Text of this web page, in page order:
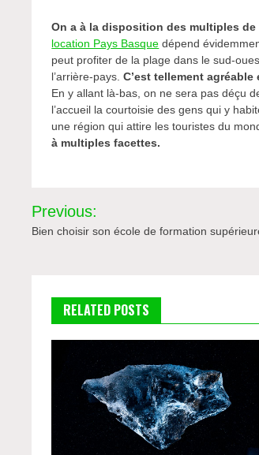
On a à la disposition des multiples de
location Pays Basque dépend
peut profiter de la plage dans le sud-
l’arrière-pays.C’est tellement
En y allant là-bas, on ne sera pas déçu
l’accueil la courtoisie des gens qui y
une région qui attire les touristes du
à multiples facettes.
Navigation
de
Previous:
Bien choisir son école de formation
RELATED POSTS